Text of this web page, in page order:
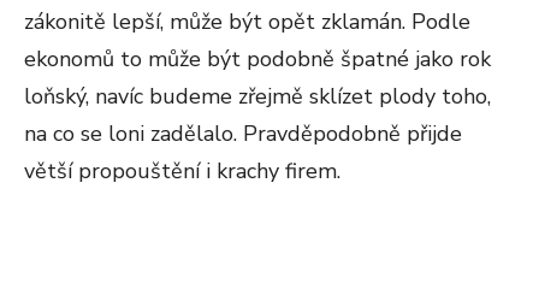
zákonitě lepší, může být opět zklamán. Podle
ekonomů to může být podobně špatné jako rok
loňský, navíc budeme zřejmě sklízet plody toho,
na co se loni zadělalo. Pravděpodobně přijde
větší propouštění i krachy firem.